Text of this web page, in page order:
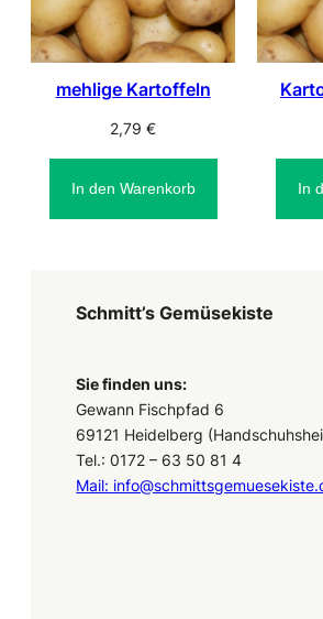
mehlige Kartoffeln
2,79 €
In den Warenkorb In
Schmitt’s Gemüsekiste
Sie finden uns:
Gewann Fischpfad 6
69121 Heidelberg
Tel.: 0172 – 63 50 81 4
Mail: